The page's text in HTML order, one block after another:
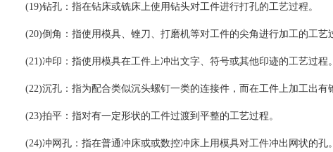
(19)钻孔：指在钻床或铣床上使用钻头对工件进行打孔的工艺过程。
(20)倒角：指使用模具、锉刀、打磨机等对工件的尖角进行加工的工艺
(21)冲印：指使用模具在工件上冲出文字、符号或其他印迹的工艺过程。
(22)沉孔：指为配合类似沉头螺钉一类的连接件，而在工件上加工出有
(23)拍平：指对有一定形状的工件过渡到平整的工艺过程。
(24)冲网孔：指在普通冲床或或数控冲床上用模具对工件冲出网状的孔。